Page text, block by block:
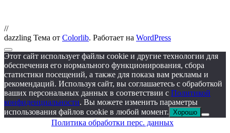
//
dazzling Тема от Colorlib. Работает на WordPress
Этот сайт использует файлы cookie и другие технологии для
обеспечения его нормального функционирования, сбора
статистики посещений, а также для показа вам рекламы и
рекомендаций. Используя сайт, вы соглашаетесь с обработкой
ваших персональных данных в соответствии с Политикой
конфиденциальности. Вы можете изменить параметры
использования файлов cookie в любой момент. Хорошо
Политика обработки перс. данных